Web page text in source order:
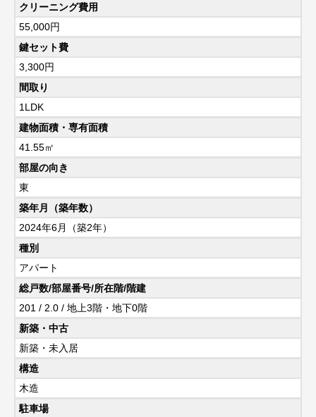
クリーニング費用
55,000円
鍵セット費
3,300円
間取り
1LDK
建物面積・専有面積
41.55㎡
部屋の向き
東
築年月（築年数）
2024年6月（築2年）
種別
アパート
総戸数/部屋番号/所在階/階建
201 / 2.0 / 地上3階・地下0階
新築・中古
新築・未入居
構造
木造
駐車場